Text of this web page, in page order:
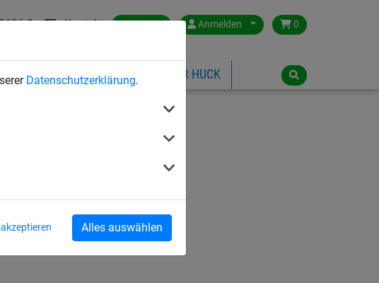
Datenschutzerklärung.
Alles auswählen
0 Kontakt Austria Anmelden 0
SEILSPIELGERÄTE ÜBER HUCK